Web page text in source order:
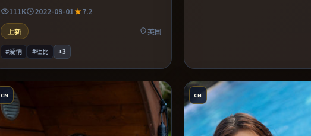
浸其中。整体完成度较高，适合周末一口气看
完。
111K 2022-09-01
7.2
上新
英国
#爱情 #杜比 +3
CN CN